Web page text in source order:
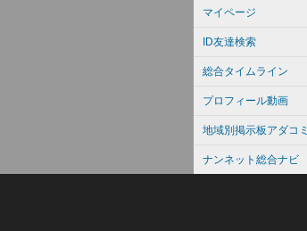
マイページ
ID友達検索
総合タイムライン
プロフィール動画
地域別掲示板アダコミ
ナンネット総合ナビ